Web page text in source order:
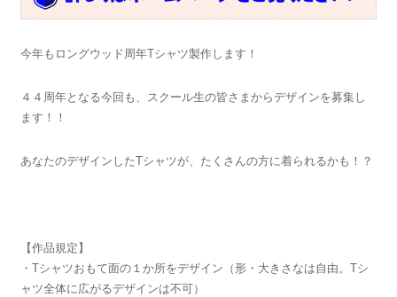
今年もロングウッド周年Tシャツ製作します！
４４周年となる今回も、スクール生の皆さまからデザインを募集し
ます！！
あなたのデザインしたTシャツが、たくさんの方に着られるかも！？
【作品規定】
・Tシャツおもて面の１か所をデザイン（形・大きさなは自由。Tシ
ャツ全体に広がるデザインは不可）